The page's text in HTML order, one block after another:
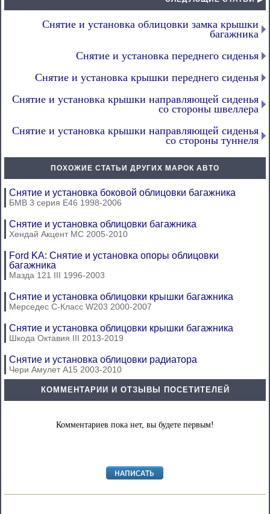
Снятие и установка облицовки замка крышки
багажника
Снятие и установка переднего сиденья
Снятие и установка крышки переднего сиденья
Снятие и установка крышки направляющей сиденья
со стороны швеллера
Снятие и установка крышки направляющей сиденья
со стороны туннеля
ПОХОЖИЕ СТАТЬИ ДРУГИХ МАРОК АВТО
Снятие и установка боковой облицовки багажника
БМВ 3 серия Е46 1998-2006
Снятие и установка облицовки багажника
Хендай Акцент МС 2005-2010
Ford KA: Снятие и установка опоры облицовки
багажника
Мазда 121 III 1996-2003
Снятие и установка облицовки крышки багажника
Мерседес C-Класс W203 2000-2007
Снятие и установка облицовки крышки багажника
Шкода Октавия III 2013-2019
Снятие и установка облицовки радиатора
Чери Амулет А15 2003-2010
КОММЕНТАРИИ И ОТЗЫВЫ ПОСЕТИТЕЛЕЙ
Комментариев пока нет, вы будете первым!